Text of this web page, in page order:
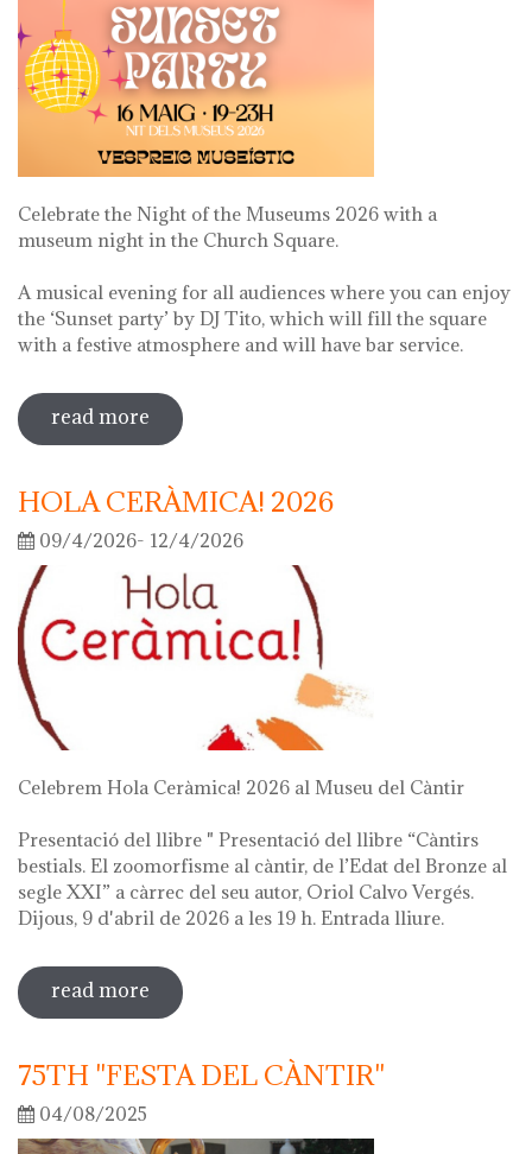
Celebrate the Night of the Museums 2026 with a
museum night in the Church Square.
A musical evening for all audiences where you can enjoy
the ‘Sunset party’ by DJ Tito, which will fill the square
with a festive atmosphere and will have bar service.
read more sobre night of the museums 2026
HOLA CERÀMICA! 2026
09/4/2026- 12/4/2026
Celebrem Hola Ceràmica! 2026 al Museu del Càntir
Presentació del llibre " Presentació del llibre “Càntirs
bestials. El zoomorfisme al càntir, de l’Edat del Bronze al
segle XXI” a càrrec del seu autor, Oriol Calvo Vergés.
Dijous, 9 d'abril de 2026 a les 19 h. Entrada lliure.
read more sobre hola ceràmica! 2026
75TH "FESTA DEL CÀNTIR"
04/08/2025